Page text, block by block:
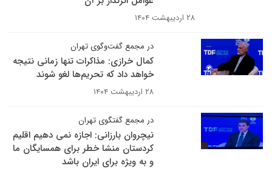
۲۸ اردیبهشت ۱۴۰۴
در مجمع گفت‌وگوی تهران
کمال خرازی: مذاکرات تنها زمانی نتیجه
خواهد داد که تحریم‌ها لغو شوند
۲۸ اردیبهشت ۱۴۰۴
در مجمع گفتگوی تهران
نیچروان بارزانی: اجازه نمی دهیم اقلیم
کردستان منشا خطر برای همسایگان ما
و به ویژه برای ایران باشد